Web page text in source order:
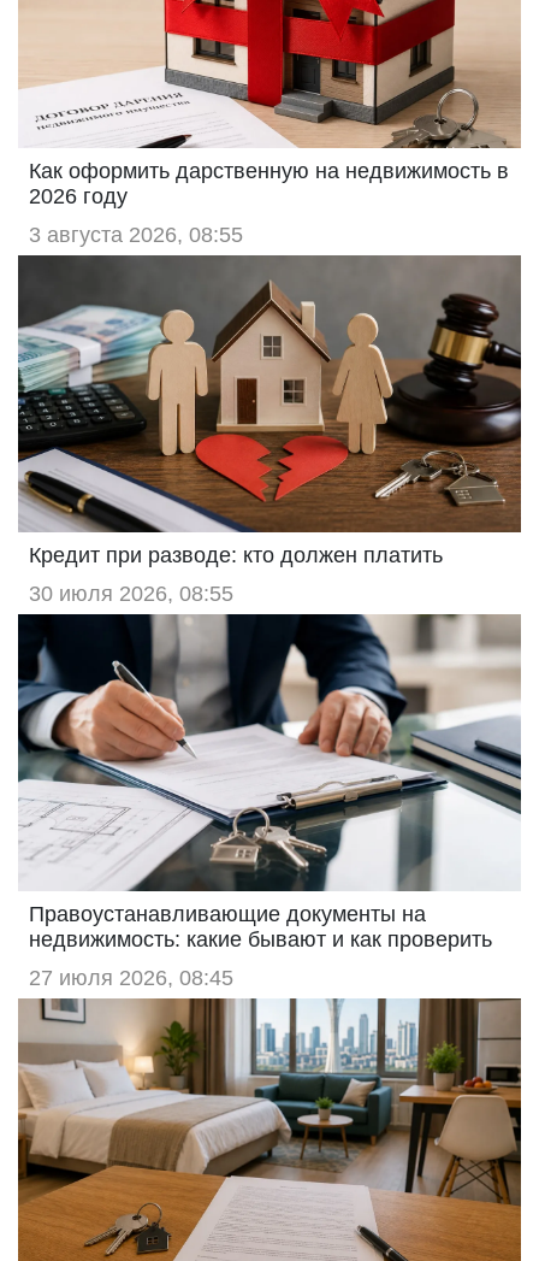
Как оформить дарственную на недвижимость в
2026 году
3 августа 2026, 08:55
Кредит при разводе: кто должен платить
30 июля 2026, 08:55
Правоустанавливающие документы на
недвижимость: какие бывают и как проверить
27 июля 2026, 08:45